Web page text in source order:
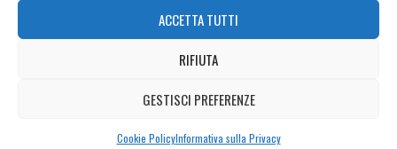
ACCETTA TUTTI
RIFIUTA
GESTISCI PREFERENZE
Cookie PolicyInformativa sulla Privacy
Facebook
Instagram
Twitter / X